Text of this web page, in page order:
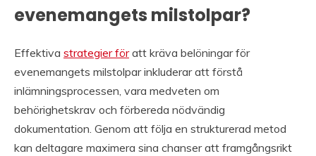
evenemangets milstolpar?
Effektiva strategier föratt kräva belöningar för
evenemangets milstolpar inkluderar att förstå
inlämningsprocessen, vara medveten om
behörighetskrav och förbereda nödvändig
dokumentation. Genom att följa en strukturerad metod
kan deltagare maximera sina chanser att framgångsrikt